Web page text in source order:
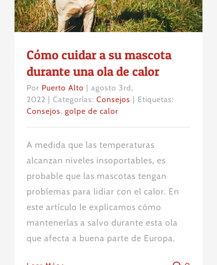
Cómo cuidar a su mascota
durante una ola de calor
Por Puerto Alto | agosto 3rd,
2022 | Categorías: Consejos | Etiquetas:
Consejos, golpe de calor
A medida que las temperaturas
alcanzan niveles insoportables, es
probable que las mascotas tengan
problemas para lidiar con el calor. En
este artículo le explicamos cómo
mantenerlas a salvo durante esta ola
que afecta a buena parte de Europa.